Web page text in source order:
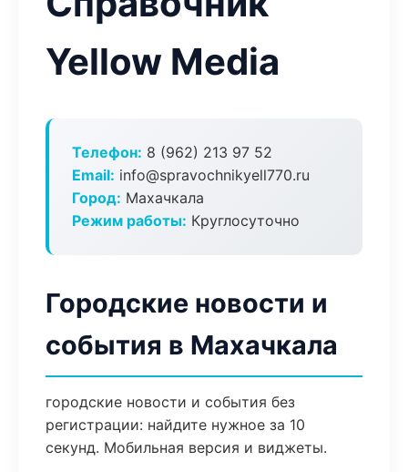
Yellow Media
Телефон: 8 (962) 213 97 52
Email: info@spravochnikyell770.ru
Город: Махачкала
Режим работы: Круглосуточно
Городские новости и
события в Махачкала
городские новости и события без
регистрации: найдите нужное за 10
секунд. Мобильная версия и виджеты.